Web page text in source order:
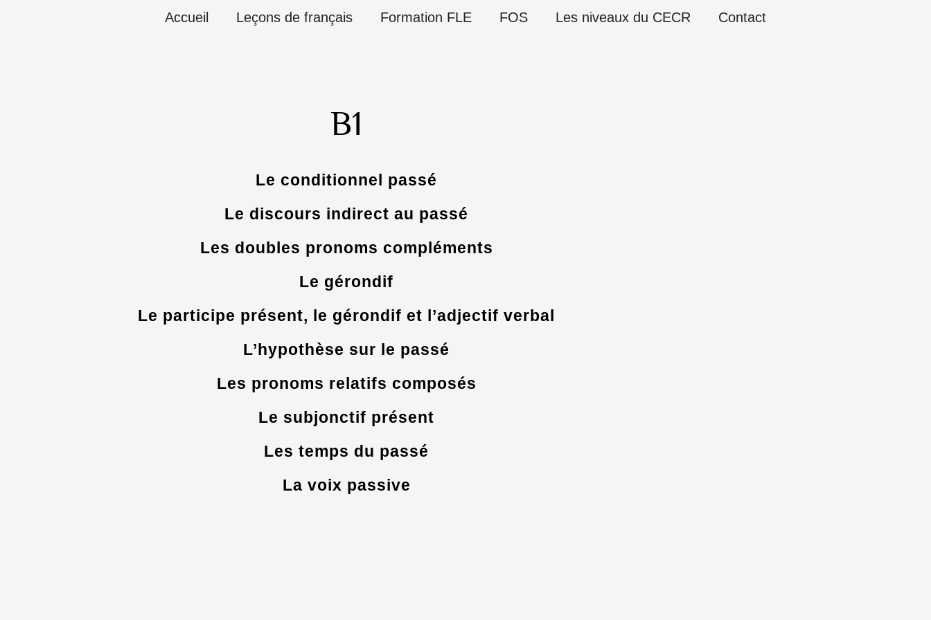
Accueil Leçons de français Formation FLE FOS Les niveaux du CECR Contact
B1
Le conditionnel passé
Le discours indirect au passé
Les doubles pronoms compléments
Le gérondif
Le participe présent, le gérondif et l’adjectif verbal
L’hypothèse sur le passé
Les pronoms relatifs composés
Le subjonctif présent
Les temps du passé
La voix passive